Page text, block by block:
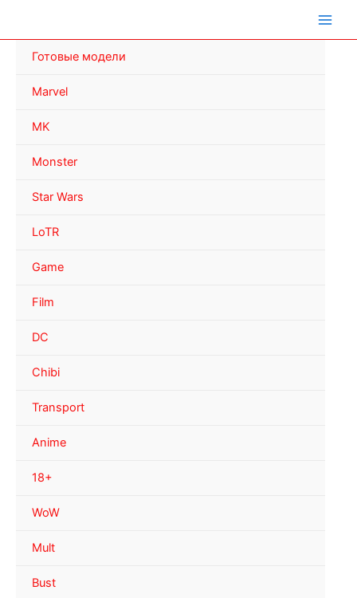
Готовые модели
Marvel
MK
Monster
Star Wars
LoTR
Game
Film
DC
Chibi
Transport
Anime
18+
WoW
Mult
Bust